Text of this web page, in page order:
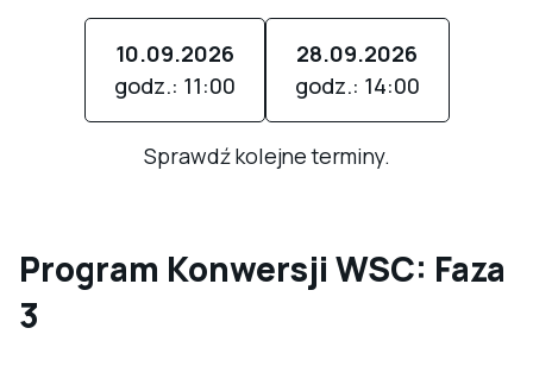
10.09.2026
godz.: 11:00
28.09.2026
godz.: 14:00
Sprawdź kolejne terminy.
Program Konwersji WSC: Faza
3